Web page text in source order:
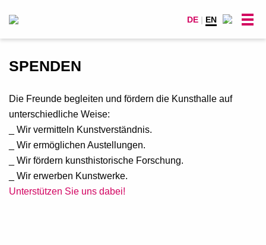
DE | EN 0
SPENDEN
Die Freunde begleiten und fördern die Kunsthalle auf
unterschiedliche Weise:
_ Wir vermitteln Kunstverständnis.
_ Wir ermöglichen Austellungen.
_ Wir fördern kunsthistorische Forschung.
_ Wir erwerben Kunstwerke.
Unterstützen Sie uns dabei!